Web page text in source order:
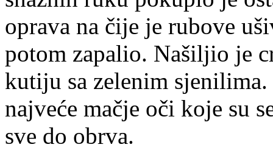
oprava na čije je rubove
potom zapalio. Našiljio je
kutiju sa zelenim
najveće mačje oči koje su
sve do obrva.